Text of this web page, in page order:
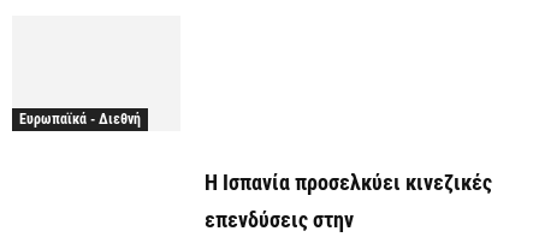
Ευρωπαϊκά - Διεθνή
Η Ισπανία προσελκύει κινεζικές
επενδύσεις στην